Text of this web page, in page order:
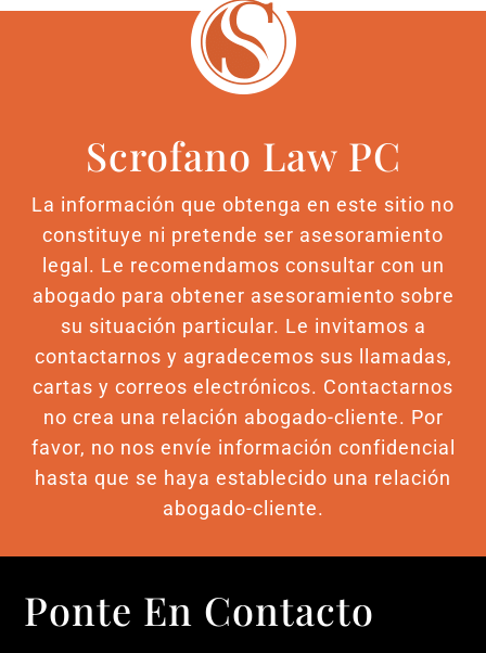
Scrofano Law PC
La información que obtenga en este sitio no
constituye ni pretende ser asesoramiento
legal. Le recomendamos consultar con un
abogado para obtener asesoramiento sobre
su situación particular. Le invitamos a
contactarnos y agradecemos sus llamadas,
cartas y correos electrónicos. Contactarnos
no crea una relación abogado-cliente. Por
favor, no nos envíe información confidencial
hasta que se haya establecido una relación
abogado-cliente.
Ponte En Contacto